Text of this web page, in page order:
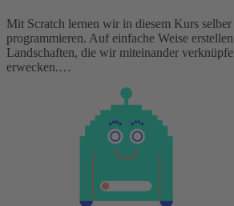
Mit Scratch lernen wir in diesem Kurs
programmieren. Auf einfache Weise
Landschaften, die wir miteinander
erwecken.…